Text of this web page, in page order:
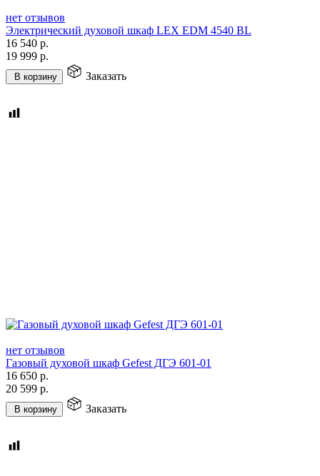
нет отзывов
Электрический духовой шкаф LEX EDM 4540 BL
16 540 р.
19 999 р.
В корзину Заказать
нет отзывов
Газовый духовой шкаф Gefest ДГЭ 601-01
16 650 р.
20 599 р.
В корзину Заказать